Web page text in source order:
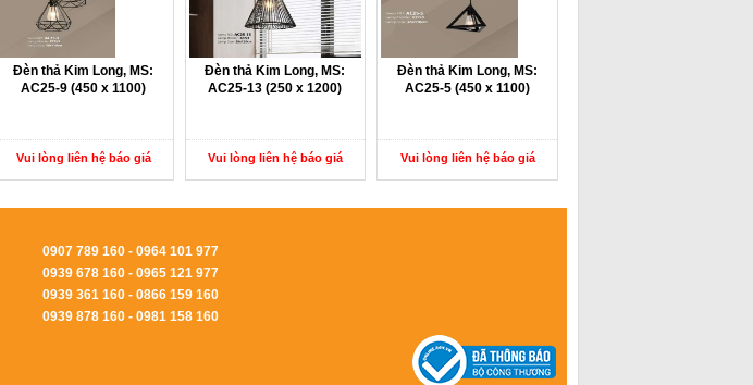
Đèn thả Kim Long, MS:
AC25-9 (450 x 1100)
Vui lòng liên hệ báo giá
Đèn thả Kim Long, MS:
AC25-13 (250 x 1200)
Vui lòng liên hệ báo giá
Đèn thả Kim Long, MS:
AC25-5 (450 x 1100)
Vui lòng liên hệ báo giá
0907 789 160 - 0964 101 977
0939 678 160 - 0965 121 977
0939 361 160 - 0866 159 160
0939 878 160 - 0981 158 160